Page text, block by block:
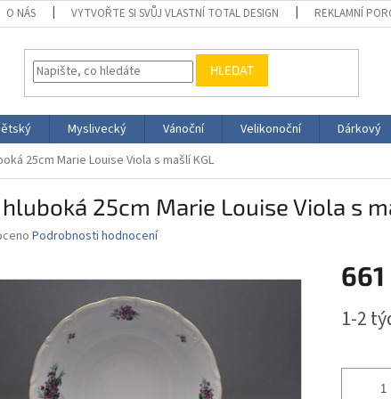
O NÁS VYTVOŘTE SI SVŮJ VLASTNÍ TOTAL DESIGN REKLAMNÍ
HLEDAT
Myslivecký Vánoční Velikonoční Dárkový
25cm Marie Louise Viola s mašlí KGL
25cm Marie Louise Viola s
Podrobnosti hodnocení
661
cena:
1-2